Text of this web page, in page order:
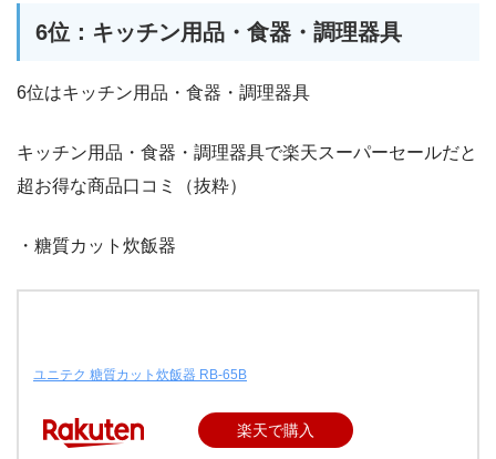
6位：キッチン用品・食器・調理器具
6位はキッチン用品・食器・調理器具
キッチン用品・食器・調理器具で楽天スーパーセールだと
超お得な商品口コミ（抜粋）
・糖質カット炊飯器
ユニテク 糖質カット炊飯器 RB-65B
楽天で購入